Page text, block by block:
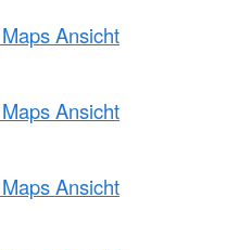
Ansicht
Ansicht
Ansicht